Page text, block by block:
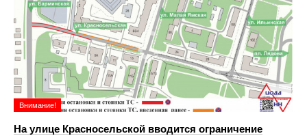
Внимание!
На улице Красносельской вводится ограничение